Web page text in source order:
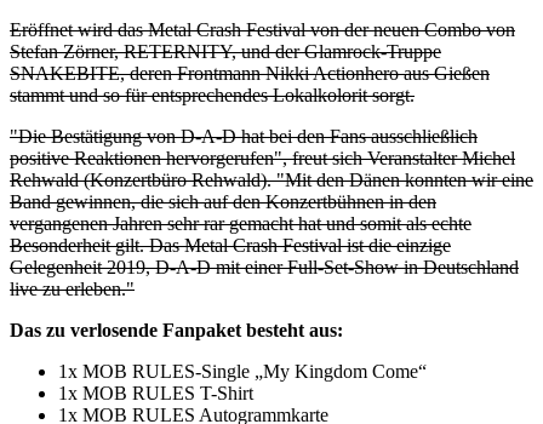
Eröffnet wird das Metal Crash Festival von der neuen Combo von
Stefan Zörner, RETERNITY, und der Glamrock-Truppe
SNAKEBITE, deren Frontmann Nikki Actionhero aus Gießen
stammt und so für entsprechendes Lokalkolorit sorgt.
"Die Bestätigung von D-A-D hat bei den Fans ausschließlich
positive Reaktionen hervorgerufen", freut sich Veranstalter Michel
Rehwald (Konzertbüro Rehwald). "Mit den Dänen konnten wir eine
Band gewinnen, die sich auf den Konzertbühnen in den
vergangenen Jahren sehr rar gemacht hat und somit als echte
Besonderheit gilt. Das Metal Crash Festival ist die einzige
Gelegenheit 2019, D-A-D mit einer Full-Set-Show in Deutschland
live zu erleben."
Das zu verlosende Fanpaket besteht aus:
1x MOB RULES-Single „My Kingdom Come“
1x MOB RULES T-Shirt
1x MOB RULES Autogrammkarte